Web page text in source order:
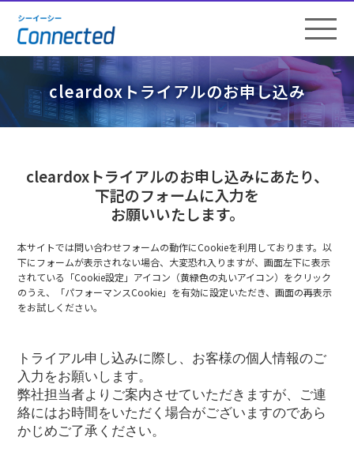
cleardoxトライアルのお申し込み
cleardoxトライアルのお申し込みにあたり、
下記のフォームに入力を
お願いいたします。
本サイトでは問い合わせフォームの動作にCookieを利用しております。以
下にフォームが表示されない場合、大変恐れ入りますが、画面左下に表示
されている「Cookie設定」アイコン（黄緑色の丸いアイコン）をクリック
のうえ、「パフォーマンスCookie」を有効に設定いただき、画面の再表示
をお試しください。